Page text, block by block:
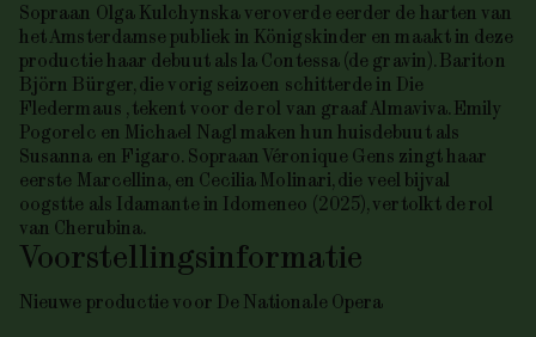
Sopraan Olga Kulchynska veroverde eerder de harten van
het Amsterdamse publiek in Königskinder en maakt in deze
productie haar debuut als la Contessa (de gravin). Bariton
Björn Bürger, die vorig seizoen schitterde in Die
Fledermaus , tekent voor de rol van graaf Almaviva. Emily
Pogorelc en Michael Nagl maken hun huisdebuut als
Susanna en Figaro. Sopraan Véronique Gens zingt haar
eerste Marcellina, en Cecilia Molinari, die veel bijval
oogstte als Idamante in Idomeneo (2025), vertolkt de rol
van Cherubina.
Voorstellings­informatie
Nieuwe productie voor De Nationale Opera